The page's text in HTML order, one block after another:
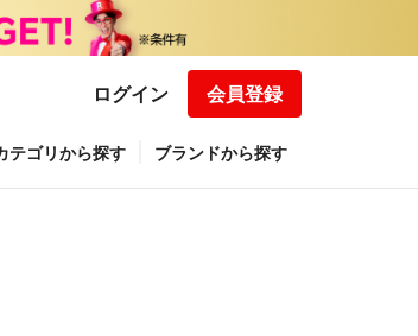
ログイン 会員登録
テゴリから探す ブランドから探す